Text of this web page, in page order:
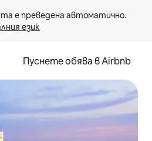
език
Пуснете обява в Airbnb